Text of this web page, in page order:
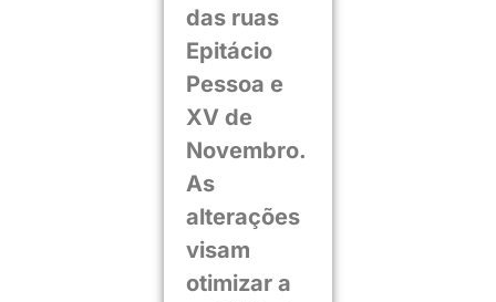
das ruas
Epitácio
Pessoa e
XV de
Novembro.
As
alterações
visam
otimizar a